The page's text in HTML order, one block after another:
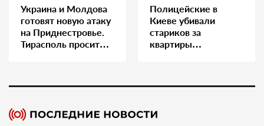
Украина и Молдова
готовят новую атаку
на Приднестровье.
Тирасполь просит
Полицейские в
Киеве убивали
стариков за
квартиры…